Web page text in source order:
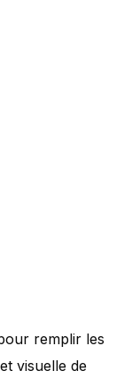
remplir les
visuelle de